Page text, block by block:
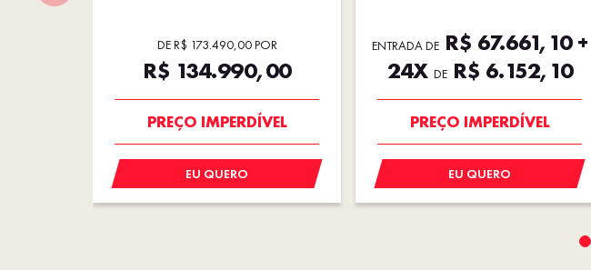
DE R$ 173.490,00 POR
R$ 134.990,00
OPORTUNIDADE
EU QUERO
ENTRADA DER$ 67.661,10 +
24X DER$ 6.152,10
OPORTUNIDADE
EU QUERO